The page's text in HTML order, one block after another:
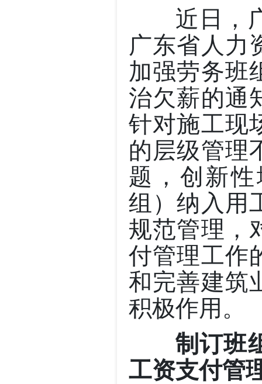
近日，广
广东省人力
加强劳务班
治欠薪的通
针对施工现
的层级管理
题，创新
组）纳入用
规范管理，
付管理工作
和完善建筑
积极作用。
制订班组
工资支付管